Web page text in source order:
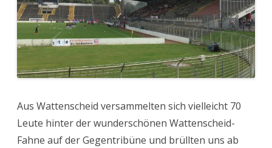
Aus Wattenscheid versammelten sich vielleicht 70
Leute hinter der wunderschönen Wattenscheid-
Fahne auf der Gegentribüne und brüllten uns ab